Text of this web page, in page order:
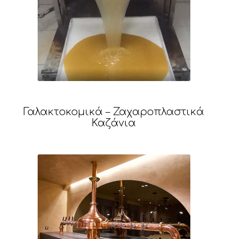
Γαλακτοκομικά – Ζαχαροπλαστικά
Καζάνια